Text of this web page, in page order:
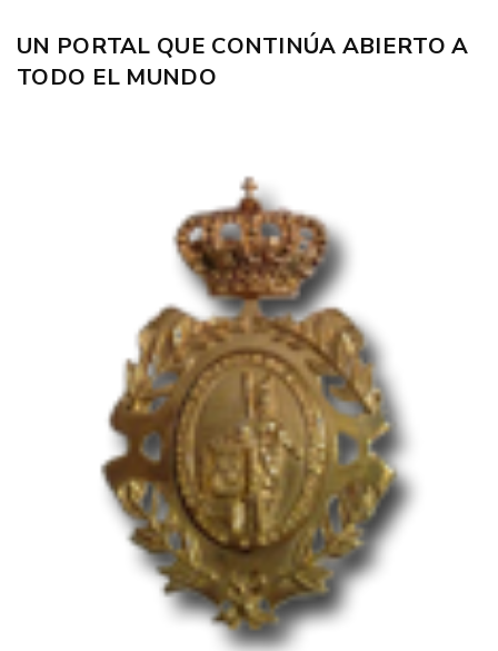
UN PORTAL QUE CONTINÚA ABIERTO A
TODO EL MUNDO